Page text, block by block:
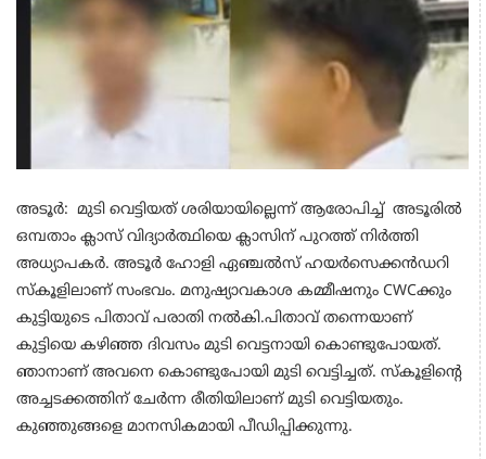
അടൂർ: മുടി വെട്ടിയത് ശരിയായില്ലെന്ന് ആരോപിച്ച് അടൂരിൽ
ഒമ്പതാം ക്ലാസ് വിദ്യാർത്ഥിയെ ക്ലാസിന് പുറത്ത് നിർത്തി
അധ്യാപകർ. അടൂർ ഹോളി ഏഞ്ചൽസ് ഹയർസെക്കൻഡറി
സ്കൂളിലാണ് സംഭവം. മനുഷ്യാവകാശ കമ്മീഷനും CWCക്കും
കുട്ടിയുടെ പിതാവ് പരാതി നൽകി.പിതാവ് തന്നെയാണ്
കുട്ടിയെ കഴിഞ്ഞ ദിവസം മുടി വെട്ടനായി കൊണ്ടുപോയത്.
ഞാനാണ് അവനെ കൊണ്ടുപോയി മുടി വെട്ടിച്ചത്. സ്കൂളിന്റെ
അച്ചടക്കത്തിന് ചേർന്ന രീതിയിലാണ് മുടി വെട്ടിയതും.
കുഞ്ഞുങ്ങളെ മാനസികമായി പീഡിപ്പിക്കുന്നു.